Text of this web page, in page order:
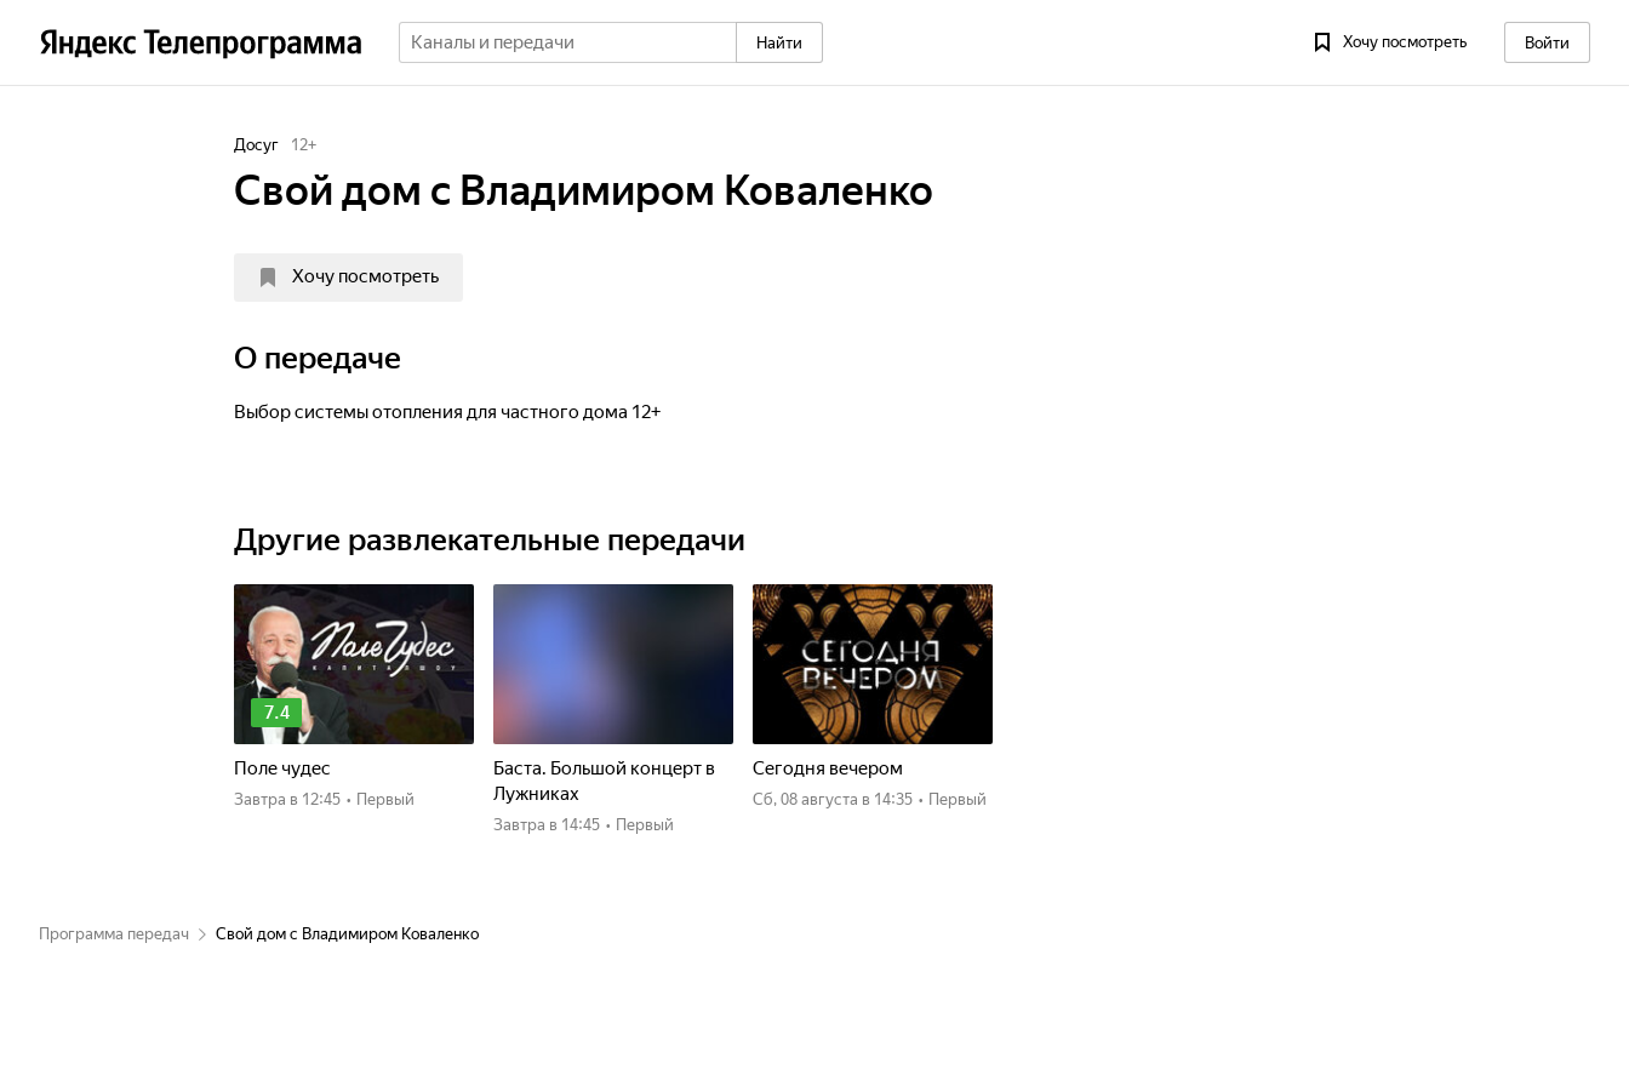
Найти Хочу посмотреть Войти
Досуг 12+
Свой дом с Владимиром Коваленко
Хочу посмотреть
О передаче
Выбор системы отопления для частного дома 12+
Другие развлекательные передачи
7.4
Поле чудес
Завтра в 12:45 • Первый
Баста. Большой концерт в
Лужниках
Завтра в 14:45 • Первый
Сегодня вечером
сб, 08 августа в 14:35 • Первый
Программа передач Свой дом с Владимиром Коваленко